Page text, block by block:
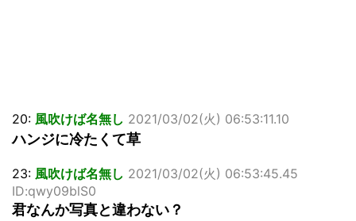
20: 風吹けば名無し 2021/03/02(火) 06:53:11.10
ハンジに冷たくて草
23: 風吹けば名無し 2021/03/02(火) 06:53:45.45
ID:qwy09blS0
君なんか写真と違わない？